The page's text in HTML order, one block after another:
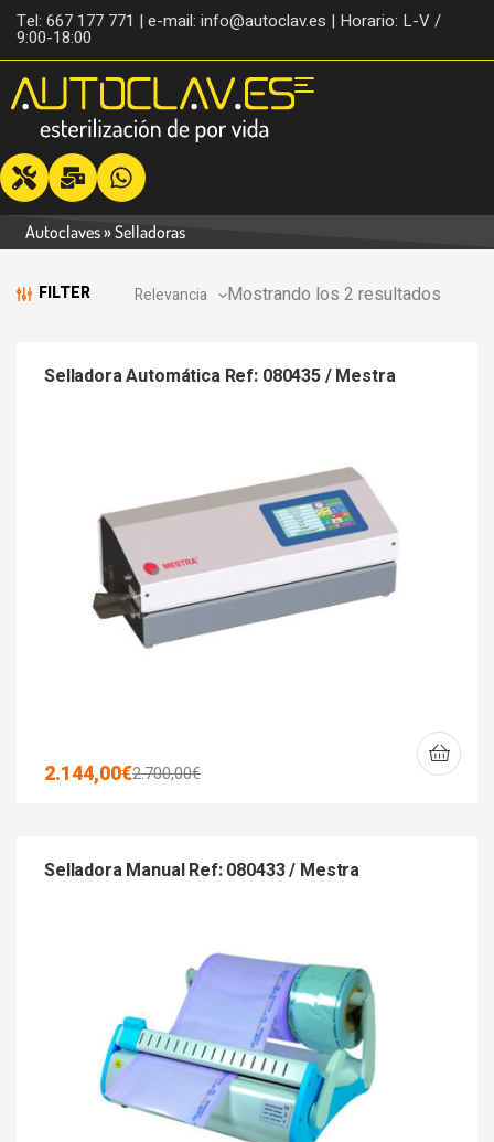
Tel: 667 177 771 | e-mail: info@autoclav.es | Horario: L-V /
9:00-18:00
Autoclaves»Selladoras
FILTER Mostrando los 2 resultados
Selladora Automática Ref: 080435 / Mestra
2.700,00€
2.144,00€
Selladora Manual Ref: 080433 / Mestra